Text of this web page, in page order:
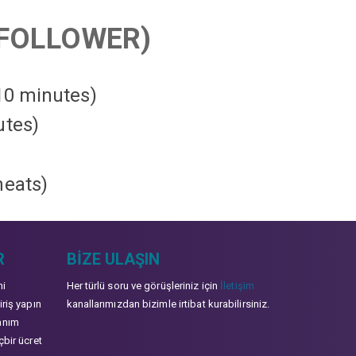
minutes)
)
yapın
ücret
BIZE ULAŞIN
Her türlü soru ve görüşleriniz için İletişim
kanallarımızdan bizimle irtibat kurabilirsiniz.